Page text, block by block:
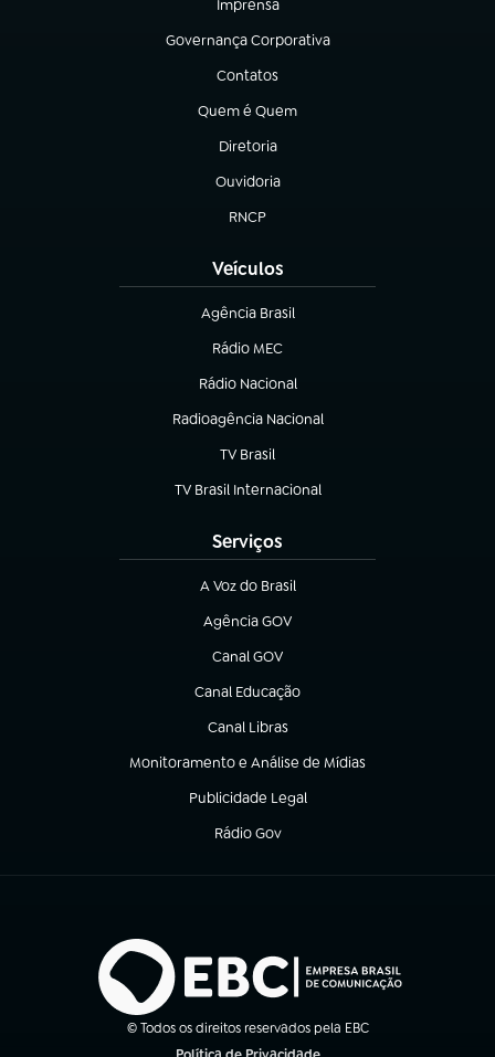
Imprensa
(abre em nova aba)
Governança Corporativa
(abre em nova aba)
Contatos
(abre em nova aba)
Quem é Quem
(abre em nova aba)
Diretoria
(abre em nova aba)
Ouvidoria
(abre em nova aba)
RNCP
(abre em nova aba)
Veículos
Agência Brasil
(abre em nova aba)
Rádio MEC
(abre em nova aba)
Rádio Nacional
Radioagência Nacional
(abre em nova aba)
TV Brasil
(abre em nova aba)
TV Brasil Internacional
(abre em nova aba)
Serviços
A Voz do Brasil
(abre em nova aba)
Agência GOV
(abre em nova aba)
Canal GOV
(abre em nova aba)
Canal Educação
(abre em nova aba)
Canal Libras
(abre em nova aba)
Monitoramento e Análise de Mídias
(abre em nova aba)
Publicidade Legal
(abre em nova aba)
Rádio Gov
(abre em nova aba)
© Todos os direitos reservados pela EBC